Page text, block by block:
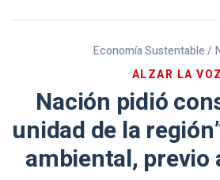
Economía Sustentable /
ALZAR LA VOZ
Nación pidió
unidad de la
ambiental, previo